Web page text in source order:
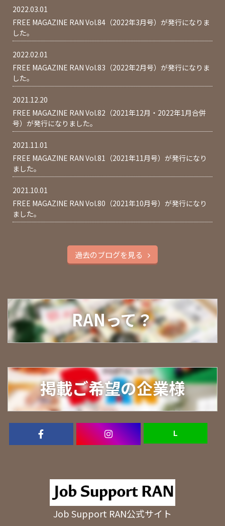
2022.03.01
FREE MAGAZINE RAN Vol.84（2022年3月号）が発行になりま
した。
2022.02.01
FREE MAGAZINE RAN Vol.83（2022年2月号）が発行になりま
した。
2021.12.20
FREE MAGAZINE RAN Vol.82（2021年12月・2022年1月合併
号）が発行になりました。
2021.11.01
FREE MAGAZINE RAN Vol.81（2021年11月号）が発行になり
ました。
2021.10.01
FREE MAGAZINE RAN Vol.80（2021年10月号）が発行になり
ました。
過去のブログを見る
RANって？
掲載ご希望の企業様
Ｌ
Job Support RAN公式サイト